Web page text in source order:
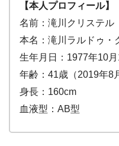
【本人プロフィール】
名前：滝川クリステル
本名：滝川ラルドゥ・
生年月日：1977年10月
年齢：41歳（2019年8
身長：160cm
血液型：AB型